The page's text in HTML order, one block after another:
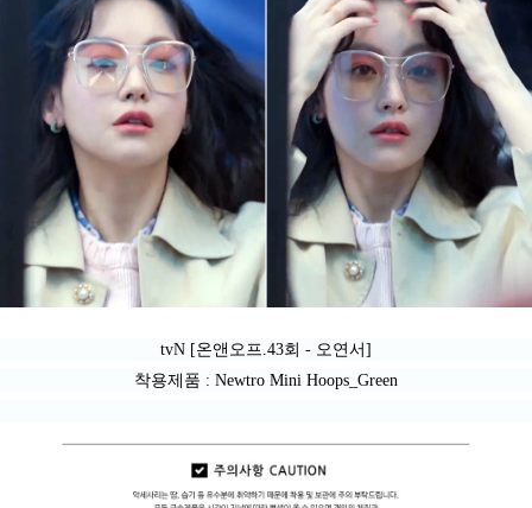
tvN [온앤오프.43회 - 오연서]
착용제품 : Newtro Mini Hoops_Green